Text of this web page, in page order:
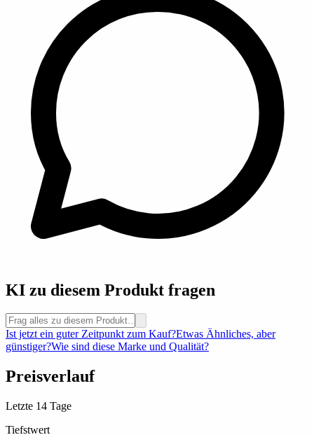
KI zu diesem Produkt fragen
Ist jetzt ein guter Zeitpunkt zum Kauf?Etwas Ähnliches, aber
günstiger?Wie sind diese Marke und Qualität?
Preisverlauf
Letzte 14 Tage
Tiefstwert